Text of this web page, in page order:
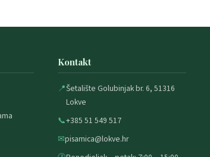
Kontakt
📍Šetalište Golubinjak br. 6, 51316
Lokve
📞+385 51 549 517
✉pisarnica@lokve.hr